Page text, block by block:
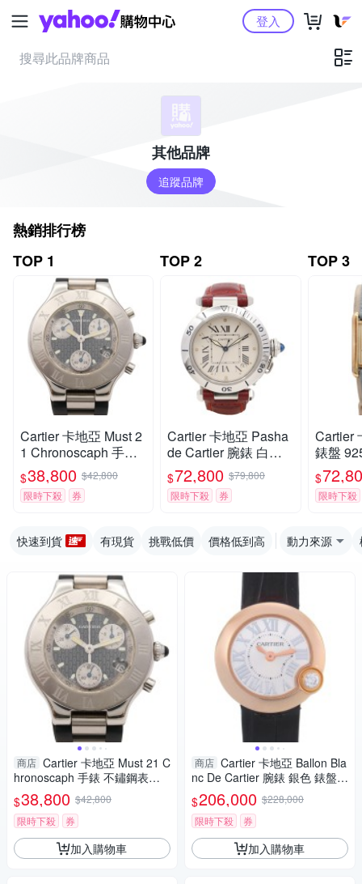
Yahoo購物中心登入
其他品牌
追蹤品牌
熱銷排行榜
TOP 1
Cartier 卡地亞 Must 2
1 Chronoscaph 手錶
不鏽鋼表面 黑橡皮錶
帶 W10125U2 【二手
名牌BRAND OFF】
$38,800 $42,800
限時下殺
券
TOP 2
Cartier 卡地亞 Pasha
de Cartier 腕錶 白色
錶面 紅色錶帶(非原廠
錶帶) W3100255 【二
手名牌BRAND OF
$72,800 $79,800
限時下殺
券
TOP 3
Cartier
錶盤
革錶
SM 腕
【二手
$
限時下殺
快速到貨 有現貨 挑戰低價 價格低到高 動力來源
商店 Cartier 卡地亞 Must 21 C
hronoscaph 手錶 不鏽鋼表面
黑橡皮錶帶 W10125U2 【二手
名牌BRAND OFF】
$38,800 $42,800
限時下殺
券
加入購物車
商店 Cartier 卡地亞 Ballon Bla
nc De Cartier 腕錶 銀色 錶盤 1
8K玫瑰金 WGBL0002 【二手
名牌BRAND OFF】
$206,000 $228,000
限時下殺
券
加入購物車